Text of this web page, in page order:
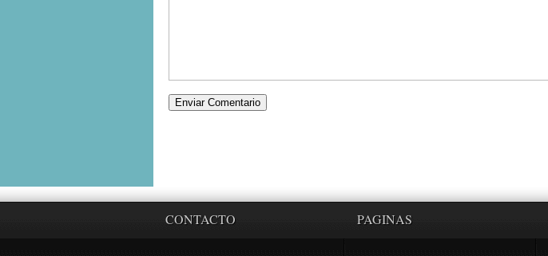
CONTACTO PAGINAS